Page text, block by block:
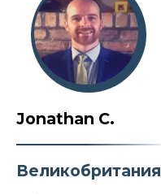
Jonathan C.
Великобритания